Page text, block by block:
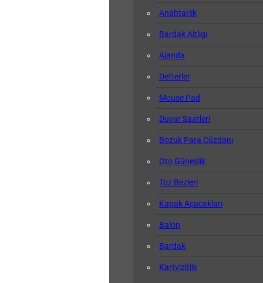
Anahtarlık
Bardak Altlıgı
Ajanda
Defterler
Mouse Pad
Duvar Saatleri
Bozuk Para Cüzdanı
Oto Güneşlik
Toz Bezleri
Kapak Açacakları
Balon
Bardak
Kartvizitlik